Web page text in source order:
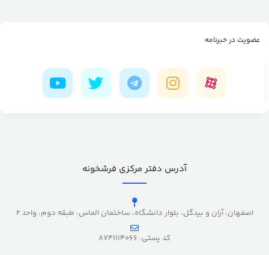
عضویت در خبرنامه
آدرس دفتر مرکزی فرشخونه
اصفهان، آران و بیدگل، بلوار دانشگاه، ساختمان الماس، طبقه دوم، واحد 2
کد پستی: 8741114066